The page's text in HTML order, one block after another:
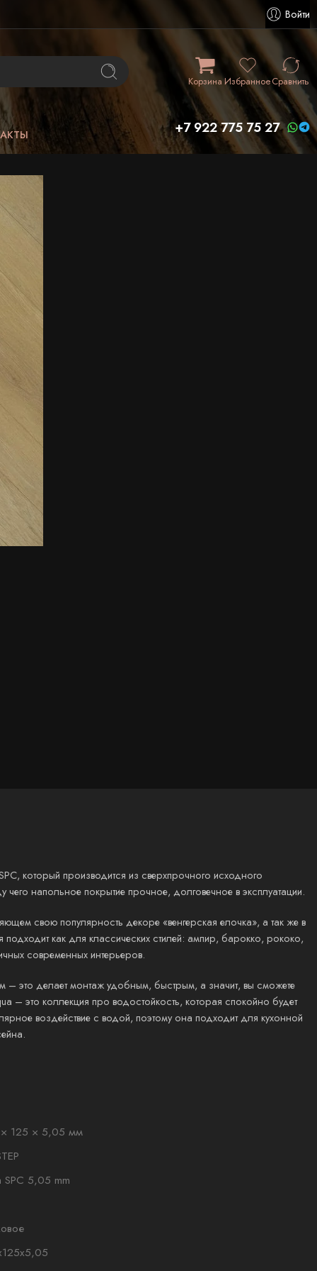
Войти
КорзинаИзбранноеСравнить
+7 922 775 75 27
который производится из сверхпрочного исходного
чего напольное покрытие прочное, долговечное в эксплуатации.
свою популярность декоре «венгерская елочка», а так же в
как для классических стилей: ампир, барокко, рококо,
современных интерьеров.
– это делает монтаж удобным, быстрым, а значит, вы сможете
– это коллекция про водостойкость, которая спокойно будет
воздействие с водой, поэтому она подходит для кухонной
125 × 5,05 мм
SPC 5,05 mm